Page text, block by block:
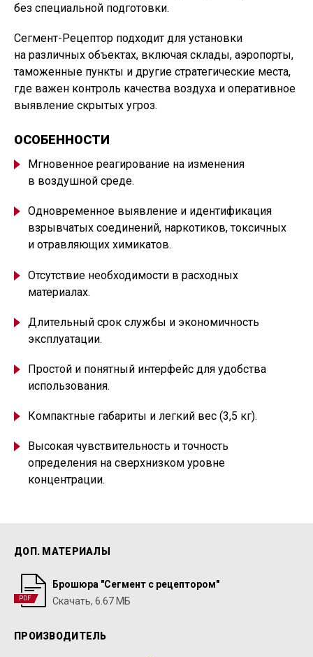
без специальной подготовки.
Сегмент-Рецептор подходит для установки
на различных объектах, включая склады, аэропорты,
таможенные пункты и другие стратегические места,
где важен контроль качества воздуха и оперативное
выявление скрытых угроз.
ОСОБЕННОСТИ
Мгновенное реагирование на изменения
в воздушной среде.
Одновременное выявление и идентификация
взрывчатых соединений, наркотиков, токсичных
и отравляющих химикатов.
Отсутствие необходимости в расходных
материалах.
Длительный срок службы и экономичность
эксплуатации.
Простой и понятный интерфейс для удобства
использования.
Компактные габариты и легкий вес (3,5 кг).
Высокая чувствительность и точность
определения на сверхнизком уровне
концентрации.
ДОП. МАТЕРИАЛЫ
Брошюра "Сегмент с рецептором"
Скачать, 6.67 МБ
PDF
ПРОИЗВОДИТЕЛЬ